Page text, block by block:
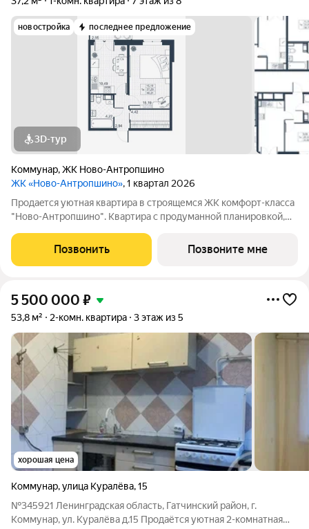
новостройка последнее предложение
3D-тур
Коммунар,ЖК Ново-Антропшино
ЖК «Ново-Антропшино», 1 квартал 2026
Пpoдaeтся уютная квартира в строящемся ЖК комфорт-клacca
"Ново-Антропшино". Квартира с продуманной планировкой,
каждое помещение - это позволит получить максимум
комфорта для жизни. Жить за
Позвонить Позвоните мне
5 500 000 ₽
53,8 м² 2-комн. квартира 3 этаж из 5
хорошая цена
Коммунар,улица Куралёва,15
№345921 Ленинградская область, Гатчинский район, г.
Коммунар, ул. Куралёва д.15 Продаётся уютная 2-комнатная